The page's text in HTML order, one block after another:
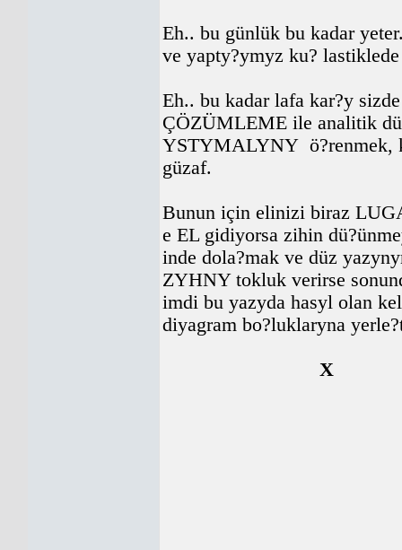
Eh.. bu günlük bu kadar
ve yapty?ymyz ku?
Eh.. bu kadar lafa kar?y
ÇÖZÜMLEME ile analitik
YSTYMALYNY ö?renmek,
güzaf.
Bunun için elinizi biraz
e EL gidiyorsa zihin
inde dola?mak ve düz
ZYHNY tokluk verirse
imdi bu yazyda hasyl olan
diyagram bo?luklaryna
X